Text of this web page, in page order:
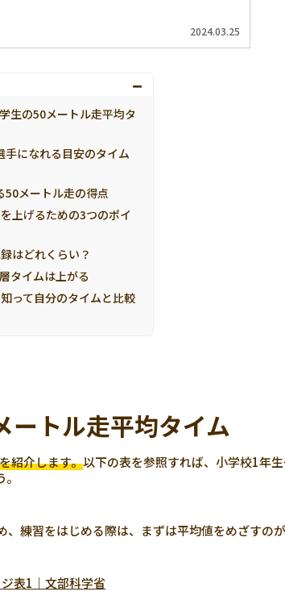
2024.03.25
生の50メートル走平均タ
手になれる目安のタイム
50メートル走の得点
上げるための3つのポイ
はどれくらい？
タイムは上がる
って自分のタイムと比較
ートル走平均タイム
紹介します。以下の表を参照すれば、小学校1年
練習をはじめる際は、まずは平均値をめざすのが
表1｜文部科学省